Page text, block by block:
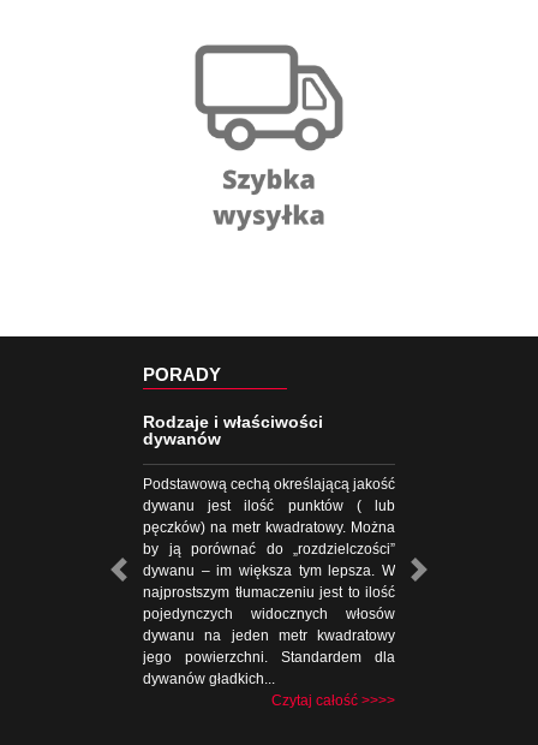
PORADY
Rodzaje i właściwości
dywanów
Podstawową cechą określającą jakość
dywanu jest ilość punktów ( lub
pęczków) na metr kwadratowy. Można
by ją porównać do „rozdzielczości”
dywanu – im większa tym lepsza. W
najprostszym tłumaczeniu jest to ilość
pojedynczych widocznych włosów
dywanu na jeden metr kwadratowy
jego powierzchni. Standardem dla
dywanów gładkich...
Czytaj całość >>>>